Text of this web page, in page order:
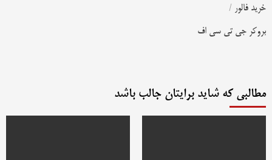
خرید فالور /
بروکر جی تی سی اف
مطالبی که شاید برایتان جالب باشد